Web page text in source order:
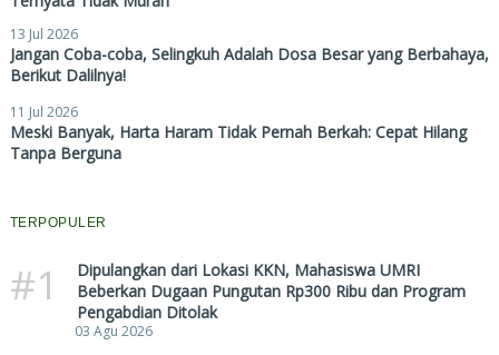
13 Jul 2026
Jangan Coba-coba, Selingkuh Adalah Dosa Besar yang Berbahaya,
Berikut Dalilnya!
11 Jul 2026
Meski Banyak, Harta Haram Tidak Pernah Berkah: Cepat Hilang
Tanpa Berguna
TERPOPULER
#1
Dipulangkan dari Lokasi KKN, Mahasiswa UMRI
Beberkan Dugaan Pungutan Rp300 Ribu dan Program
Pengabdian Ditolak
03 Agu 2026